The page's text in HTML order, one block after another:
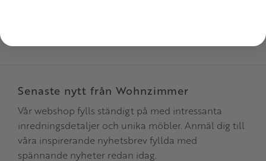
Senaste nytt från Wohnzimmer
Vår webshop fylls ständigt på med intressanta
inredningsdetaljer och unika möbler. Anmäl dig till
våra inspirerande nyhetsbrev fyllda med
spännande nyheter redan idag.